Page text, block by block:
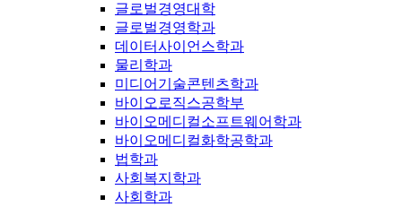
글로벌경영대학
글로벌경영학과
데이터사이언스학과
물리학과
미디어기술콘텐츠학과
바이오로직스공학부
바이오메디컬소프트웨어학과
바이오메디컬화학공학과
법학과
사회복지학과
사회학과